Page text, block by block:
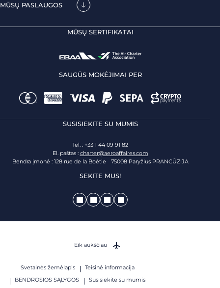
MŪSŲ PASLAUGOS
MŪSŲ SERTIFIKATAI
SAUGŪS MOKĖJIMAI PER
SUSISIEKITE SU MUMIS
Tel. : +33 1 44 09 91 82
El. paštas : charter@aeroaffaires.com
Bendra įmonė : 128 rue de la Boétie 75008 Paryžius PRANCŪZIJA
SEKITE MUS!
Svetainės žemėlapis
Teisinė informacija
BENDROSIOS SĄLYGOS
Susisiekite su mumis
Eik aukščiau